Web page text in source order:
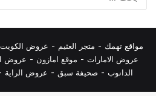
مواقع تهمك - متجر العثيم - عروض الكويت
عروض الامارات - موقع امازون - عروض
الدانوب - صحيفة سبق - عروض الراية